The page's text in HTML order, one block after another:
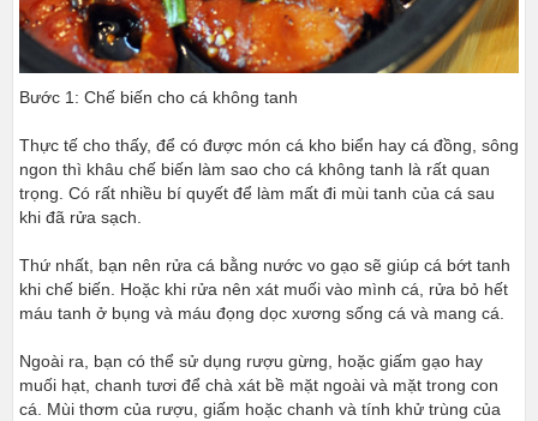
Bước 1: Chế biến cho cá không tanh
Thực tế cho thấy, để có được món cá kho biển hay cá đồng, sông
ngon thì khâu chế biến làm sao cho cá không tanh là rất quan
trọng. Có rất nhiều bí quyết để làm mất đi mùi tanh của cá sau
khi đã rửa sạch.
Thứ nhất, bạn nên rửa cá bằng nước vo gạo sẽ giúp cá bớt tanh
khi chế biến. Hoặc khi rửa nên xát muối vào mình cá, rửa bỏ hết
máu tanh ở bụng và máu đọng dọc xương sống cá và mang cá.
Ngoài ra, bạn có thể sử dụng rượu gừng, hoặc giấm gạo hay
muối hạt, chanh tươi để chà xát bề mặt ngoài và mặt trong con
cá. Mùi thơm của rượu, giấm hoặc chanh và tính khử trùng của